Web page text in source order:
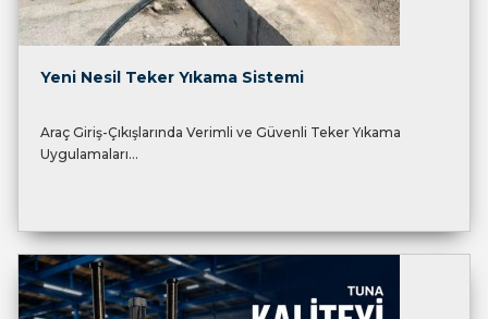
Yeni Nesil Teker Yıkama Sistemi
Araç Giriş-Çıkışlarında Verimli ve Güvenli Teker Yıkama
Uygulamaları...